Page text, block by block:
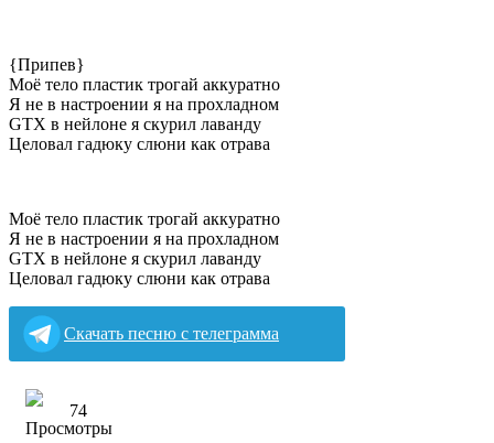
{Припев}
Моё тело пластик трогай аккуратно
Я не в настроении я на прохладном
GTX в нейлоне я скурил лаванду
Целовал гадюку слюни как отрава
Моё тело пластик трогай аккуратно
Я не в настроении я на прохладном
GTX в нейлоне я скурил лаванду
Целовал гадюку слюни как отрава
Скачать песню с телеграмма
74